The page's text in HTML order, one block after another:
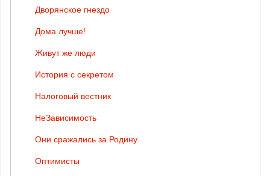
Дворянское гнездо
Дома лучше!
Живут же люди
История с секретом
Налоговый вестник
НеЗависимость
Они сражались за Родину
Оптимисты